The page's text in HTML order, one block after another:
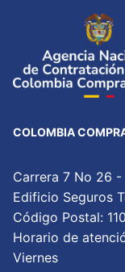
COLOMBIA
Carrera 7 No 26
Edificio Seguros
Código Postal:
Horario de
Viernes